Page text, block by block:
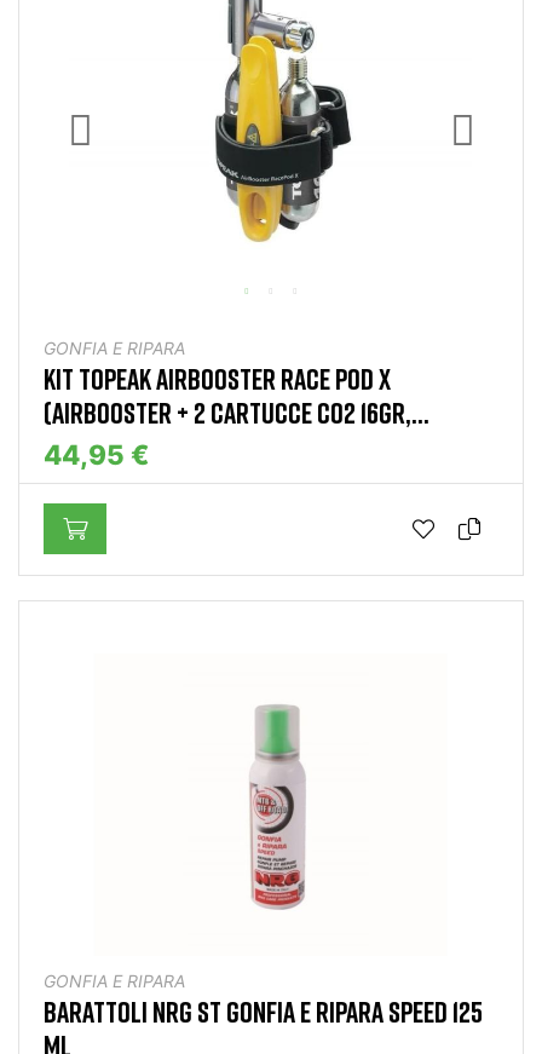
GONFIA E RIPARA
KIT TOPEAK AIRBOOSTER RACE POD X
(AIRBOOSTER + 2 CARTUCCE CO2 16GR,...
44,95 €
GONFIA E RIPARA
BARATTOLI NRG ST GONFIA E RIPARA SPEED 125
ML